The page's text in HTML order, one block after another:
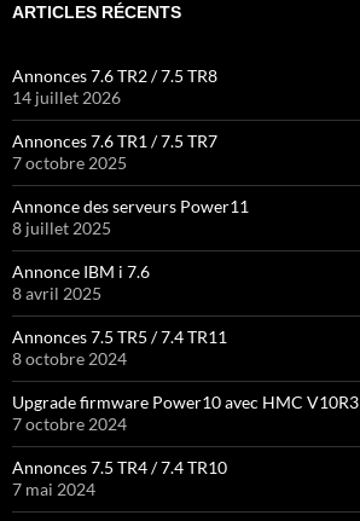
ARTICLES RÉCENTS
Annonces 7.6 TR2 / 7.5 TR8
14 juillet 2026
Annonces 7.6 TR1 / 7.5 TR7
7 octobre 2025
Annonce des serveurs Power11
8 juillet 2025
Annonce IBM i 7.6
8 avril 2025
Annonces 7.5 TR5 / 7.4 TR11
8 octobre 2024
Upgrade firmware Power10 avec HMC V10R3
7 octobre 2024
Annonces 7.5 TR4 / 7.4 TR10
7 mai 2024